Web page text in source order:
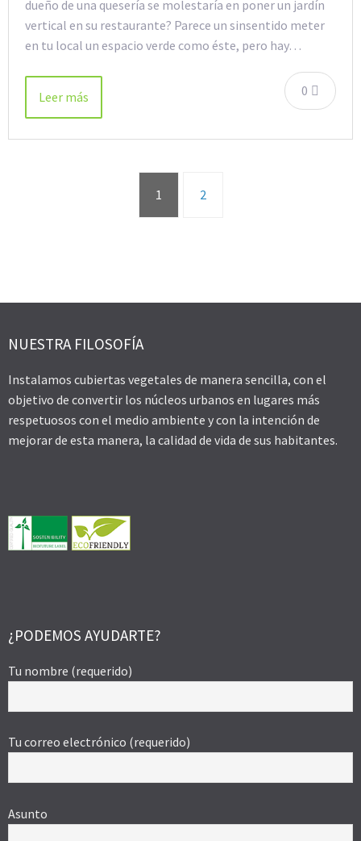
dueño de una quesería se molestaría en poner un jardín
vertical en su restaurante? Parece un sinsentido meter
en tu local un espacio verde como éste, pero hay…
0
Leer más
1 2
NUESTRA FILOSOFÍA
Instalamos cubiertas vegetales de manera sencilla, con el
objetivo de convertir los núcleos urbanos en lugares más
respetuosos con el medio ambiente y con la intención de
mejorar de esta manera, la calidad de vida de sus habitantes.
¿PODEMOS AYUDARTE?
Tu nombre (requerido)
Tu correo electrónico (requerido)
Asunto